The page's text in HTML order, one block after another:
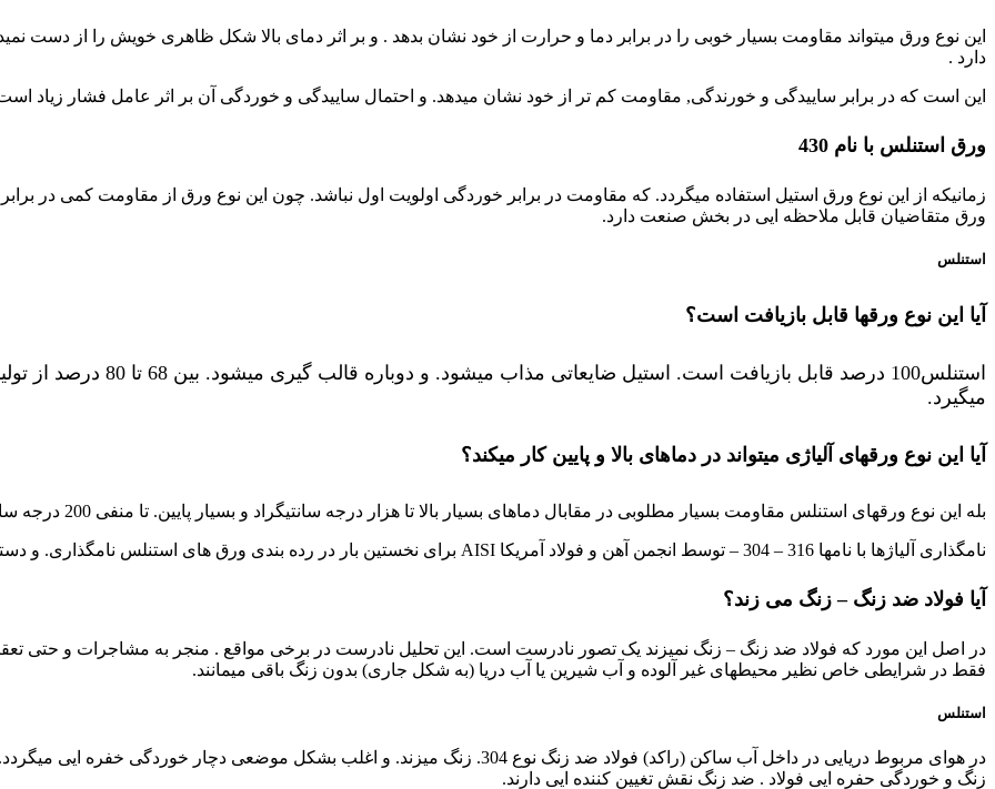
این نوع ورق میتواند مقاومت بسیار خوبی را در برابر دما و حرارت از خود نشان بدهد . و بر اثر دمای بالا شکل ظاهری خویش را از دست
دارد .
این است که در برابر ساییدگی و خورندگی, مقاومت کم تر از خود نشان میدهد. و احتمال ساییدگی و خوردگی آن بر اثر عامل فشار زیاد
ورق استنلس با نام 430
زمانیکه از این نوع ورق استیل استفاده میگردد. که مقاومت در برابر خوردگی اولویت اول نباشد. چون این نوع ورق از مقاومت کمی
ورق متقاضیان قابل ملاحظه ایی در بخش صنعت دارد.
استنلس
آیا این نوع ورقها قابل بازیافت است؟
استنلس100 درصد قابل
میگیرد.
آیا این نوع ورقهای آلیاژی میتواند در دماهای بالا و پایین کار میکند؟
بله این نوع ورقهای استنلس مقاومت بسیار مطلوبی در مقابال دماهای بسیار بالا تا هزار درجه سانتیگراد و بسیار پایین. تا منفی 200 درجه سانتی گراد دارد.
نامگذاری آلیاژها با نامها 316 – 304 – توسط انجمن آهن و فولاد آمریکا AISI برای نخستین بار در رده بندی ورق های استنلس نامگذاری. و دستورالعملها و مشخصات فیزیکی و شیمیایی آنها را عرضه نمود.
آیا فولاد ضد زنگ – زنگ می زند؟
در اصل این مورد که فولاد ضد زنگ – زنگ نمیزند یک تصور نادرست است. این تحلیل نادرست در برخی مواقع . منجر به مشاجرات و حتی
فقط در شرایطی خاص نظیر محیطهای غیر آلوده و آب شیرین یا آب دریا (به شکل جاری) بدون زنگ باقی میمانند.
استنلس
در هوای مربوط دریایی در داخل آب ساکن (راکد) فولاد ضد زنگ نوع 304. زنگ میزند. و اغلب بشکل
زنگ و خوردگی حفره ایی فولاد . ضد زنگ نقش تغیین کننده ایی دارند.